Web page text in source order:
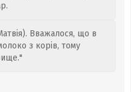
Вважалося, що в
з корів, тому